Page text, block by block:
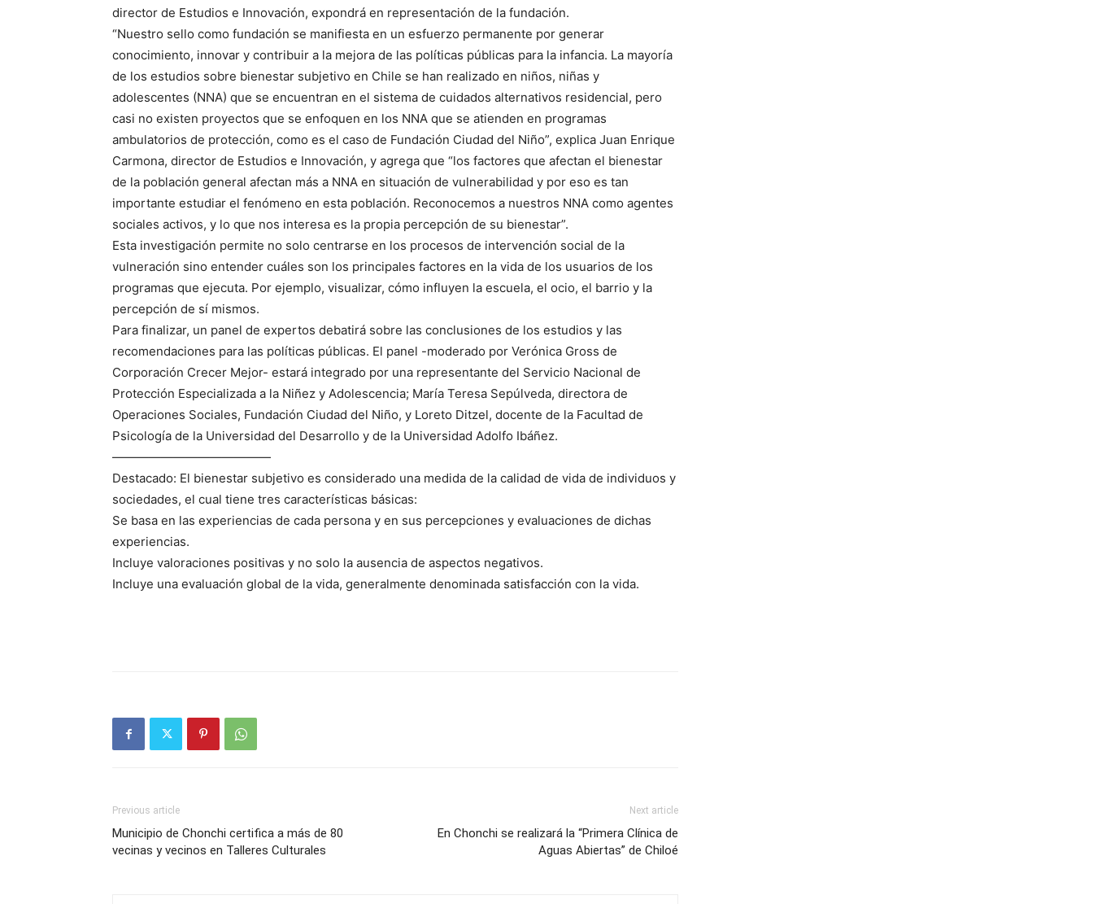
director de Estudios e Innovación, expondrá en representación de la fundación.
“Nuestro sello como fundación se manifiesta en un esfuerzo permanente por generar
conocimiento, innovar y contribuir a la mejora de las políticas públicas para la infancia. La mayoría
de los estudios sobre bienestar subjetivo en Chile se han realizado en niños, niñas y
adolescentes (NNA) que se encuentran en el sistema de cuidados alternativos residencial, pero
casi no existen proyectos que se enfoquen en los NNA que se atienden en programas
ambulatorios de protección, como es el caso de Fundación Ciudad del Niño”, explica Juan Enrique
Carmona, director de Estudios e Innovación, y agrega que “los factores que afectan el bienestar
de la población general afectan más a NNA en situación de vulnerabilidad y por eso es tan
importante estudiar el fenómeno en esta población. Reconocemos a nuestros NNA como agentes
sociales activos, y lo que nos interesa es la propia percepción de su bienestar”.
Esta investigación permite no solo centrarse en los procesos de intervención social de la
vulneración sino entender cuáles son los principales factores en la vida de los usuarios de los
programas que ejecuta. Por ejemplo, visualizar, cómo influyen la escuela, el ocio, el barrio y la
percepción de sí mismos.
Para finalizar, un panel de expertos debatirá sobre las conclusiones de los estudios y las
recomendaciones para las políticas públicas. El panel -moderado por Verónica Gross de
Corporación Crecer Mejor- estará integrado por una representante del Servicio Nacional de
Protección Especializada a la Niñez y Adolescencia; María Teresa Sepúlveda, directora de
Operaciones Sociales, Fundación Ciudad del Niño, y Loreto Ditzel, docente de la Facultad de
Psicología de la Universidad del Desarrollo y de la Universidad Adolfo Ibáñez.
—————————————
Destacado: El bienestar subjetivo es considerado una medida de la calidad de vida de individuos y
sociedades, el cual tiene tres características básicas:
Se basa en las experiencias de cada persona y en sus percepciones y evaluaciones de dichas
experiencias.
Incluye valoraciones positivas y no solo la ausencia de aspectos negativos.
Incluye una evaluación global de la vida, generalmente denominada satisfacción con la vida.
Previous article
Municipio de Chonchi certifica a más de 80
vecinas y vecinos en Talleres Culturales
Next article
En Chonchi se realizará la “Primera Clínica de
Aguas Abiertas” de Chiloé